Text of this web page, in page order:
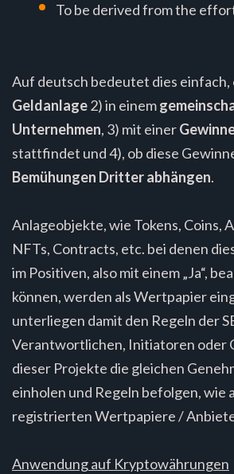
To be derived from the
Auf deutsch bedeutet dies einfach,
Geldanlage2) in einem
Unternehmen, 3) mit einer
stattfindet und 4), ob diese
Bemühungen Dritter abhängen.
Anlageobjekte, wie Tokens, Coins,
NFTs, Contracts, etc. bei denen
im Positiven, also mit einem „Ja“,
können, werden als Wertpapier
unterliegen damit den Regeln der
Verantwortlichen, Initiatoren oder
dieser Projekte die gleichen
einholen und Regeln befolgen, wie
registrierten Wertpapiere /
Anwendung auf Kryptowährungen